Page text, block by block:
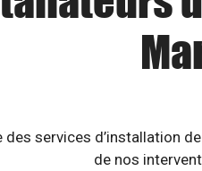
services d’installation
de nos